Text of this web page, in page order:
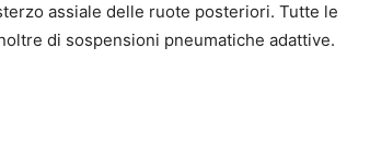
assiale delle ruote posteriori. Tutte le
di sospensioni pneumatiche adattive.